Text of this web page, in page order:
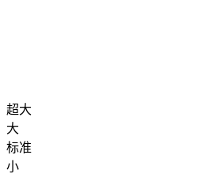
超大
大
标准
小